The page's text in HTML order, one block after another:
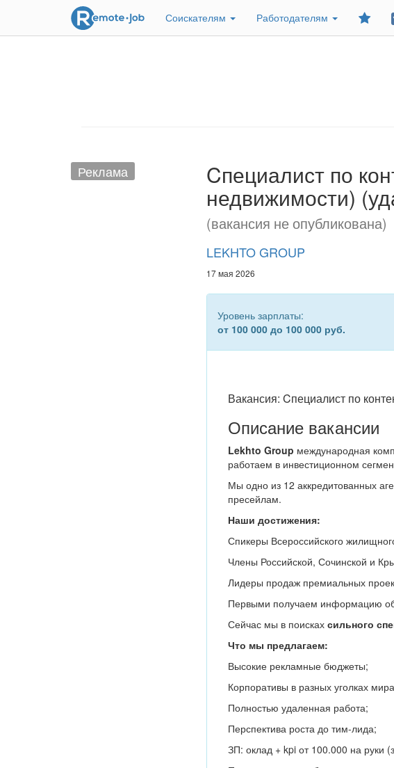
Соискателям Работодателям
Реклама Cпециалист по
недвижимости)
(вакансия не опубликована)
LEKHTO GROUP
17 мая 2026
Уровень зарплаты:
от 100 000 до 100 000 руб.
Вакансия: Cпециалист по
Описание вакансии
Lekhto Group международная
работаем в инвестиционном
Мы одно из 12 аккредитованных
пресейлам.
Наши достижения:
Спикеры Всероссийского
Члены Российской, Сочинской и
Лидеры продаж премиальных
Первыми получаем информацию об
Сейчас мы в поисках сильного
Что мы предлагаем:
Высокие рекламные бюджеты;
Корпоративы в разных уголках
Полностью удаленная работа;
Перспектива роста до тим-лида;
ЗП: оклад + kpi от 100.000 на руки